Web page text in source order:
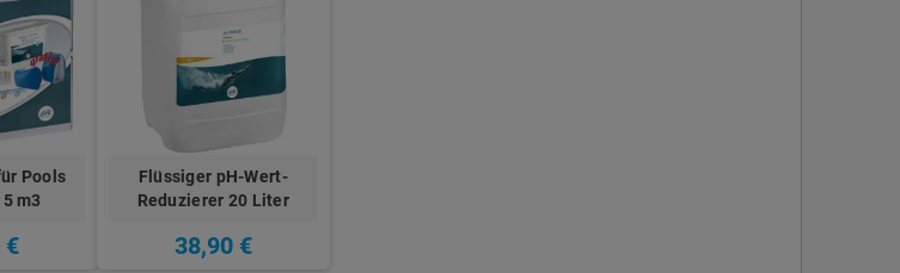
Pools
m3
€
Flüssiger pH-Wert-
Reduzierer 20 Liter
38,90 €